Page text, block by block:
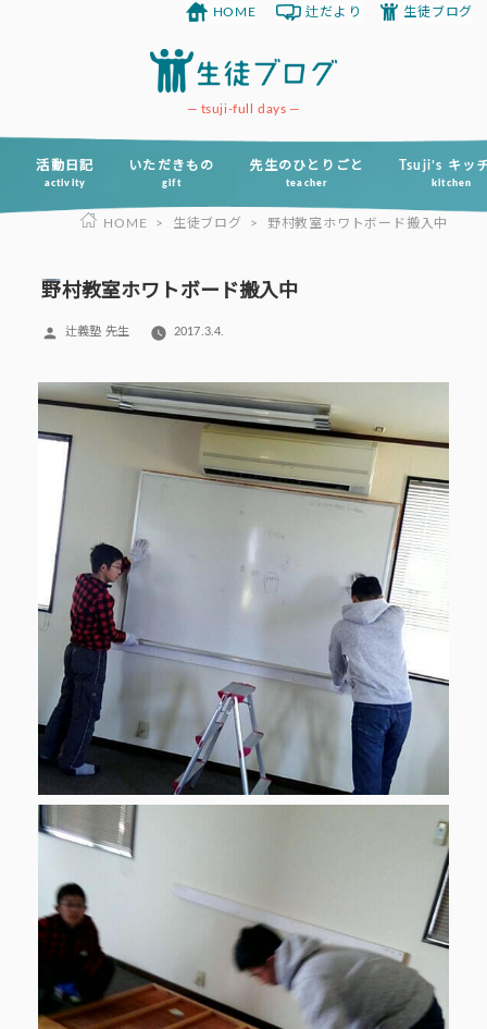
ツ
tsuji-full days
活動日記
activity
いただきもの
gift
先生のひとりごと
teacher
Tsuji’s キッ
kitchen
HOME 辻だより 生徒ブログ
HOME > 生徒ブログ > 野村教室ホワトボード搬入中
野村教室ホワトボード搬入中
投
辻義塾 先生 2017.3.4.